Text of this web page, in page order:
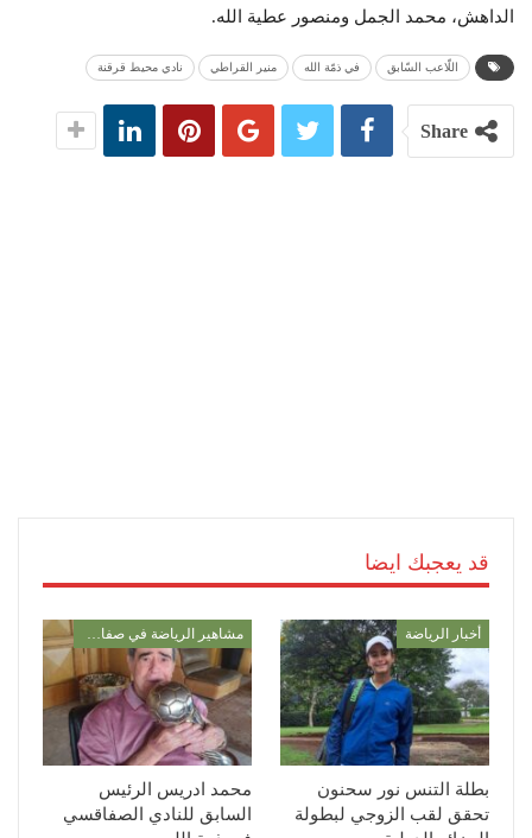
الداهش، محمد الجمل ومنصور عطية الله.
اللّاعب السّابق في ذمّة الله منير القراطي نادي محيط قرقنة
Share
قد يعجبك ايضا
أخبار الرياضة
بطلة التنس نور سحنون
تحقق لقب الزوجي لبطولة
محمد ادريس الرئيس
السابق للنادي الصفاقسي